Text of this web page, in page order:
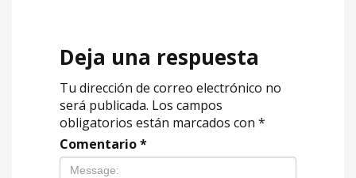
Deja una respuesta
Tu dirección de correo electrónico no
será publicada. Los campos
obligatorios están marcados con *
Comentario*